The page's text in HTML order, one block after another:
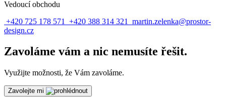
Vedoucí obchodu
+420 725 178 571
+420 388 314 321
martin.zelenka@prostor-
design.cz
Zavoláme vám a nic nemusíte řešit.
Využijte možnosti, že Vám zavoláme.
Zavolejte mi